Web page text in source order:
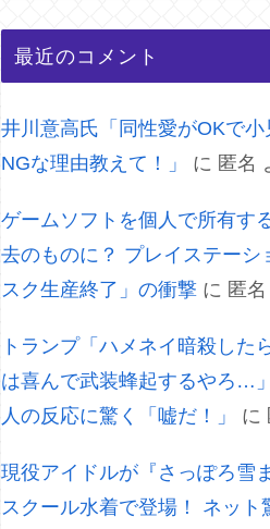
最近のコメント
井川意高氏「同性愛がOKで小
NGな理由教えて！」
に 匿名
ゲームソフトを個人で所有す
去のものに？ プレイステーシ
スク生産終了」の衝撃 に 匿名
トランプ「ハメネイ暗殺した
は喜んで武装蜂起するやろ…
人の反応に驚く「嘘だ！」
に
現役アイドルが『さっぽろ雪
スクール水着で登場！ ネット